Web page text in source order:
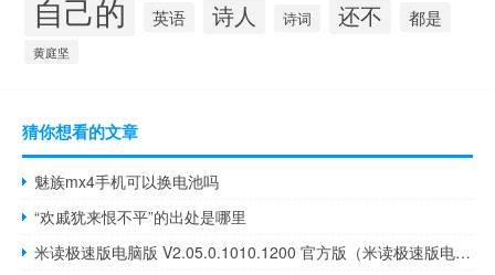
自己的 英语 诗人 诗词 还不 都是
黄庭坚
猜你想看的文章
魅族mx4手机可以换电池吗
“欢戚犹来恨不平”的出处是哪里
米读极速版电脑版 V2.05.0.1010.1200 官方版（米读极速版电脑版 V2.05.0.1010.1200 官方版功能简介）